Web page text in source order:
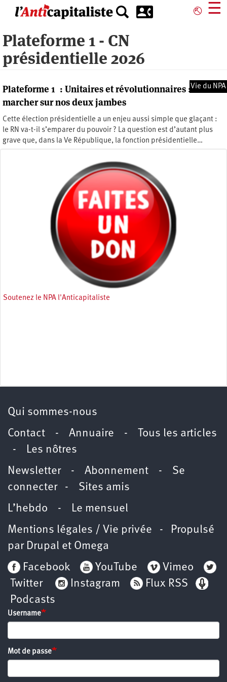
principal
⎋ ☰
Plateforme 1 - CN
présidentielle 2026
Vie du NPA
Plateforme 1 : Unitaires et révolutionnaires :
marcher sur nos deux jambes
Cette élection présidentielle a un enjeu aussi simple que glaçant :
le RN va-t-il s’emparer du pouvoir ? La question est d’autant plus
grave que, dans la Ve République, la fonction présidentielle…
Soutenez le NPA l'Anticapitaliste
Qui sommes-nous
Contact - Annuaire -
Tous les articles
- Les nôtres
Newsletter- Abonnement - Se
connecter- Sites amis
L’hebdo - Le mensuel
Mentions légales / Vie privée - Propulsé
par Drupal et Omega
Facebook
YouTube
Vimeo
Twitter
Instagram
Flux RSS
Podcasts
Username
Mot de passe